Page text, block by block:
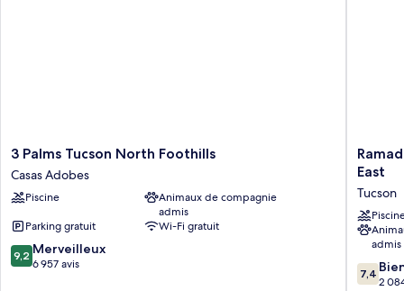
3
Palms
Tucson
North
Casas
Adobes
3 Palms Tucson North Foothills
Casas Adobes
Piscine
Animaux de compagnie
admis
Parking gratuit
Wi-Fi gratuit
9.2
sur
9,2 Merveilleux
6 957 avis
Ramada
by
Viscount
Suites
Tucson
East
Tucson
East
Tucson
admis
7.4
sur
7,4
2